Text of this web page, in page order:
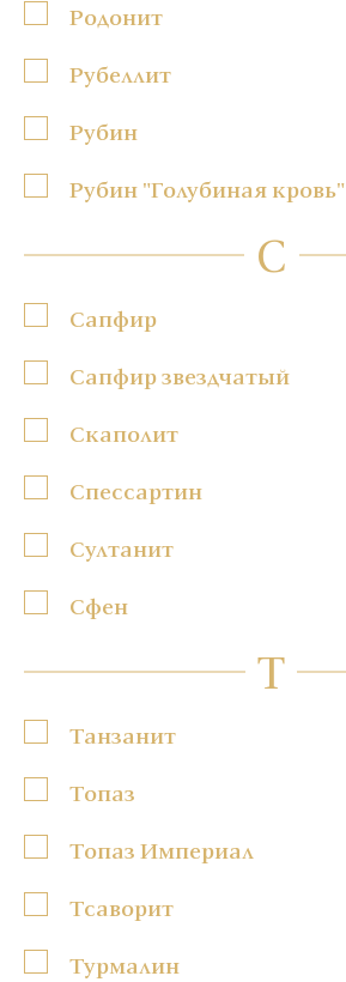
Родонит
Рубеллит
Рубин
Рубин "Голубиная кровь"
С
Сапфир
Сапфир звездчатый
Скаполит
Спессартин
Султанит
Сфен
Т
Танзанит
Топаз
Топаз Империал
Тсаворит
Турмалин